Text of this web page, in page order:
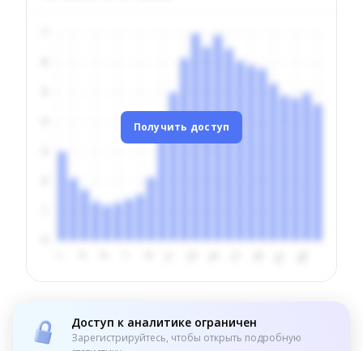
Получить доступ
Доступ к аналитике ограничен
Зарегистрируйтесь, чтобы открыть подробную